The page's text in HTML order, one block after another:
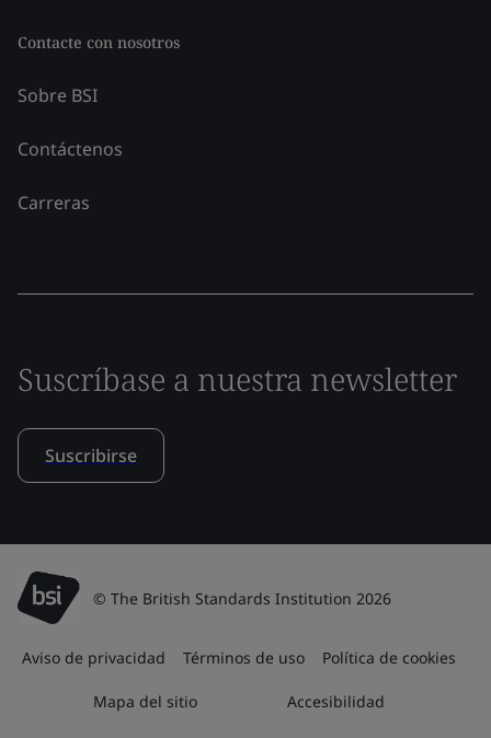
Contacte con nosotros
Sobre BSI
Contáctenos
Carreras
Suscríbase a nuestra newsletter
Suscribirse
© The British Standards Institution 2026
Aviso de privacidad Términos de uso Política de cookies
Mapa del sitio Accesibilidad